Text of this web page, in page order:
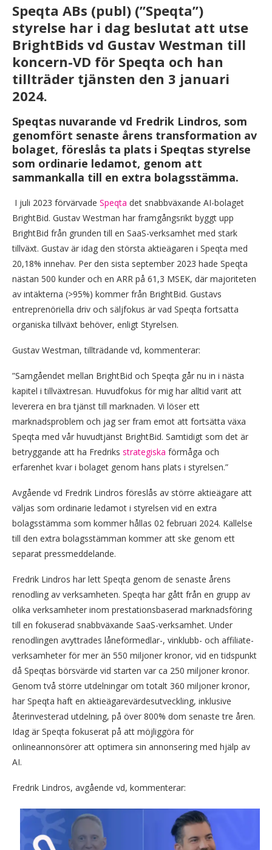
Speqta ABs (publ) (”Speqta”)
styrelse har i dag beslutat att utse
BrightBids vd Gustav Westman till
koncern-VD för Speqta och han
tillträder tjänsten den 3 januari
2024.
Speqtas nuvarande vd Fredrik Lindros, som
genomfört senaste årens transformation av
bolaget, föreslås ta plats i Speqtas styrelse
som ordinarie ledamot, genom att
sammankalla till en extra bolagsstämma.
I juli 2023 förvärvade Speqta det snabbväxande AI-bolaget
BrightBid. Gustav Westman har framgångsrikt byggt upp
BrightBid från grunden till en SaaS-verksamhet med stark
tillväxt. Gustav är idag den största aktieägaren i Speqta med
20,18% innehav. Per den sista september 2023 hade Speqta
nästan 500 kunder och en ARR på 61,3 MSEK, där majoriteten
av intäkterna (>95%) kommer från BrightBid. Gustavs
entreprenöriella driv och säljfokus är vad Speqta fortsatta
organiska tillväxt behöver, enligt Styrelsen.
Gustav Westman, tillträdande vd, kommenterar:
”Samgåendet mellan BrightBid och Speqta går nu in i nästa
kapitel i tillväxtresan. Huvudfokus för mig har alltid varit att
leverera en bra tjänst till marknaden. Vi löser ett
marknadsproblem och jag ser fram emot att fortsätta växa
Speqta med vår huvudtjänst BrightBid. Samtidigt som det är
betryggande att ha Fredriks strategiska förmåga och
erfarenhet kvar i bolaget genom hans plats i styrelsen.”
Avgående vd Fredrik Lindros föreslås av större aktieägare att
väljas som ordinarie ledamot i styrelsen vid en extra
bolagsstämma som kommer hållas 02 februari 2024. Kallelse
till den extra bolagsstämman kommer att ske genom ett
separat pressmeddelande.
Fredrik Lindros har lett Speqta genom de senaste årens
renodling av verksamheten. Speqta har gått från en grupp av
olika verksamheter inom prestationsbaserad marknadsföring
till en fokuserad snabbväxande SaaS-verksamhet. Under
renodlingen avyttrades låneförmedlar-, vinklubb- och affiliate-
verksamheter för mer än 550 miljoner kronor, vid en tidspunkt
då Speqtas börsvärde vid starten var ca 250 miljoner kronor.
Genom två större utdelningar om totalt 360 miljoner kronor,
har Speqta haft en aktieägarevärdesutveckling, inklusive
återinvesterad utdelning, på över 800% dom senaste tre åren.
Idag är Speqta fokuserat på att möjliggöra för
onlineannonsörer att optimera sin annonsering med hjälp av
AI.
Fredrik Lindros, avgående vd, kommenterar: